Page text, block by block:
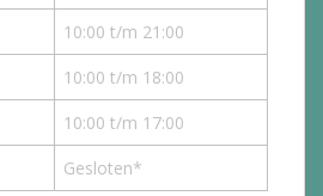
10:00 t/m 21:00
10:00 t/m 18:00
10:00 t/m 17:00
Gesloten*